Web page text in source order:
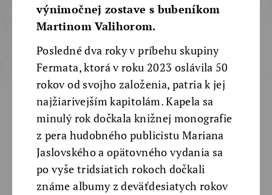
výnimočnej zostave s bubeníkom
Martinom Valihorom.
Posledné dva roky v príbehu skupiny
Fermata, ktorá v roku 2023 oslávila 50
rokov od svojho založenia, patria k jej
najžiarivejším kapitolám. Kapela sa
minulý rok dočkala knižnej monografie
z pera hudobného publicistu Mariana
Jaslovského a opätovného vydania sa
po vyše tridsiatich rokoch dočkali
známe albumy z deväťdesiatych rokov